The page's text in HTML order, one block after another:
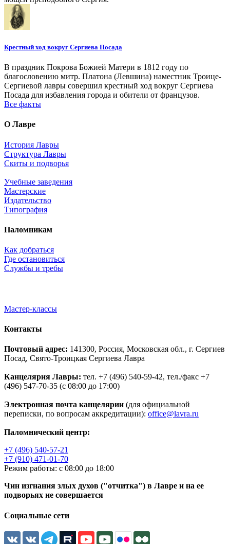
Крестный ход вокруг Сергиева Посада
В праздник Покрова Божией Матери в 1812 году по
благословению митр. Платона (Левшина) наместник Троице-
Сергиевой лавры совершил крестный ход вокруг Сергиева
Посада для избавления города и обители от французов.
Все факты
О Лавре
История Лавры
Структура Лавры
Скиты и подворья
Учебные заведения
Мастерские
Издательство
Типография
Паломникам
Как добраться
Где остановиться
Службы и требы
Мастер-классы
Контакты
Почтовый адрес: 141300, Россия, Московская обл., г. Сергиев
Посад, Свято-Троицкая Сергиева Лавра
Канцелярия Лавры: тел. +7 (496) 540-59-42, тел./факс +7
(496) 547-70-35 (с 08:00 до 17:00)
Электронная почта канцелярии (для официальной
переписки, по вопросам аккредитации): office@lavra.ru
Паломнический центр:
+7 (496) 540-57-21
+7 (910) 471-01-70
Режим работы: с 08:00 до 18:00
Чин изгнания злых духов ("отчитка") в Лавре и на ее
подворьях не совершается
Социальные сети